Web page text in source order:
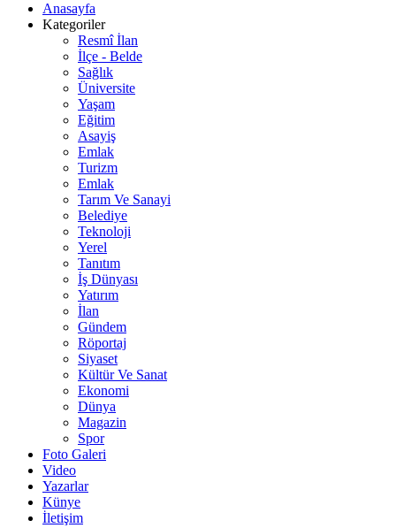
Anasayfa
Kategoriler
Resmî İlan
İlçe - Belde
Sağlık
Üniversite
Yaşam
Eğitim
Asayiş
Emlak
Turizm
Emlak
Tarım Ve Sanayi
Belediye
Teknoloji
Yerel
Tanıtım
İş Dünyası
Yatırım
İlan
Gündem
Röportaj
Siyaset
Kültür Ve Sanat
Ekonomi
Dünya
Magazin
Spor
Foto Galeri
Video
Yazarlar
Künye
İletişim